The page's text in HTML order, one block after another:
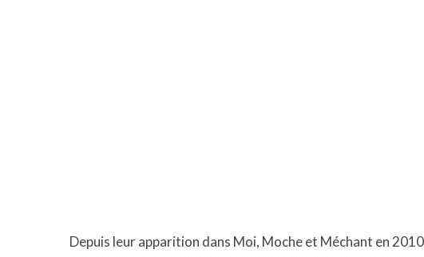
Depuis leur apparition dans Moi, Moche et Méchant en